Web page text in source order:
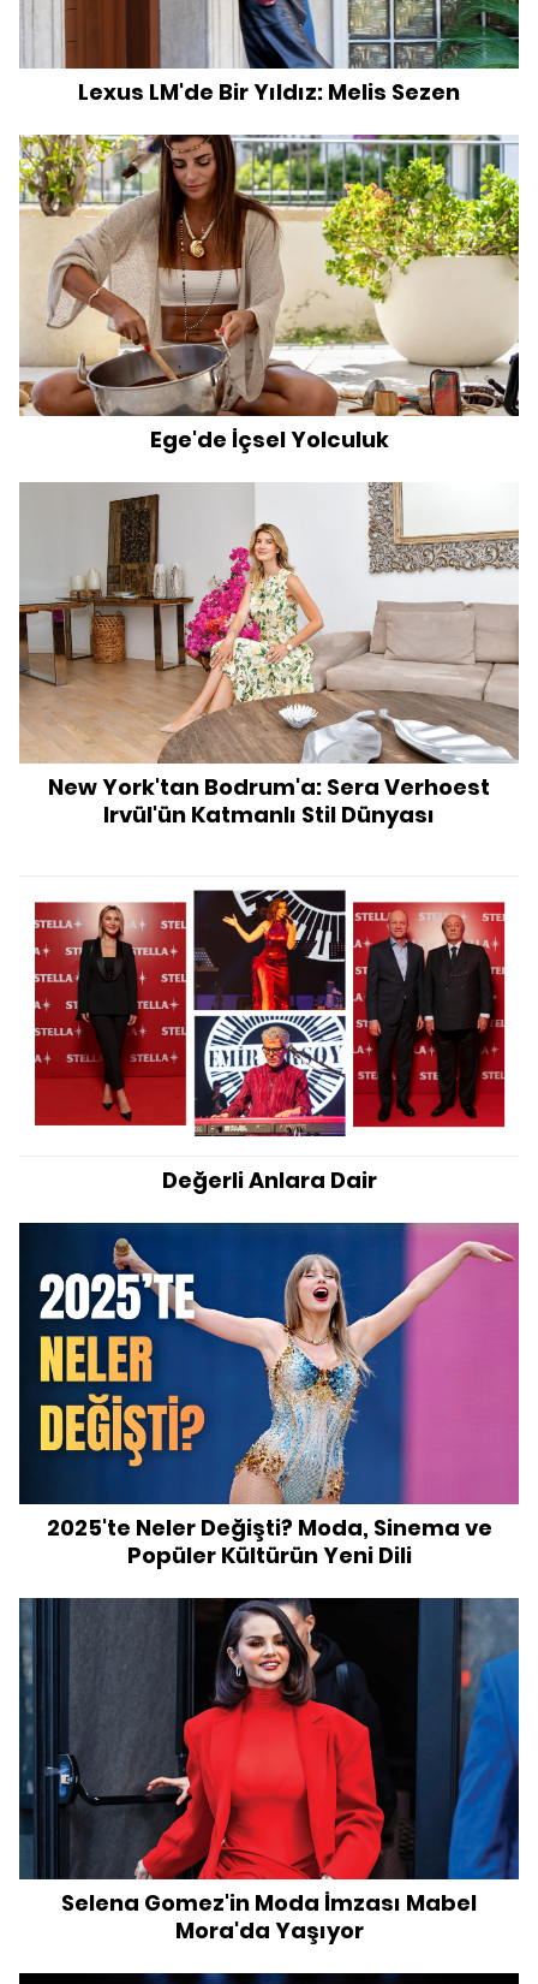
Lexus LM'de Bir Yıldız: Melis Sezen
Ege'de İçsel Yolculuk
New York'tan Bodrum'a: Sera Verhoest
Irvül'ün Katmanlı Stil Dünyası
Değerli Anlara Dair
2025'te Neler Değişti? Moda, Sinema ve
Popüler Kültürün Yeni Dili
Selena Gomez'in Moda İmzası Mabel
Mora'da Yaşıyor